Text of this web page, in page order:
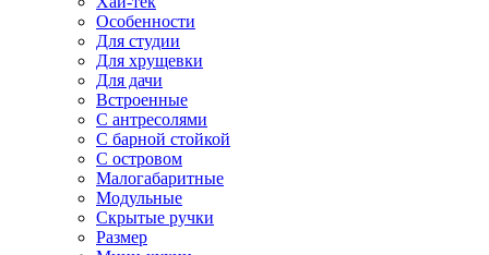
Особенности
Для студии
Для хрущевки
Для дачи
Встроенные
С антресолями
С барной стойкой
С островом
Малогабаритные
Модульные
Скрытые ручки
Размер